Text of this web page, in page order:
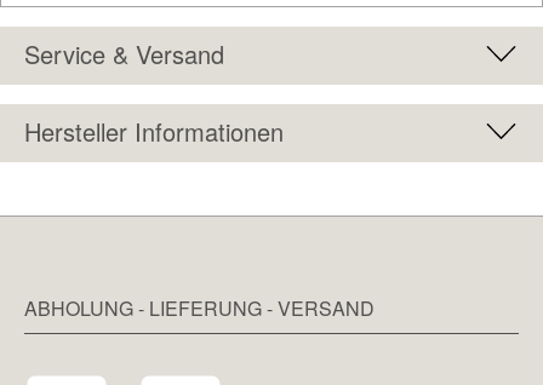
Service & Versand
Hersteller Informationen
ABHOLUNG - LIEFERUNG - VERSAND